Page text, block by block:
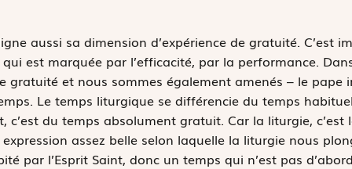
aussi sa dimension d’expérience de gratuité.
est marquée par l’efficacité, par la performance.
gratuité et nous sommes également amenés – le
Le temps liturgique se différencie du temps
c’est du temps absolument gratuit. Car la liturgie,
assez belle selon laquelle la liturgie nous
par l’Esprit Saint, donc un temps qui n’est pas